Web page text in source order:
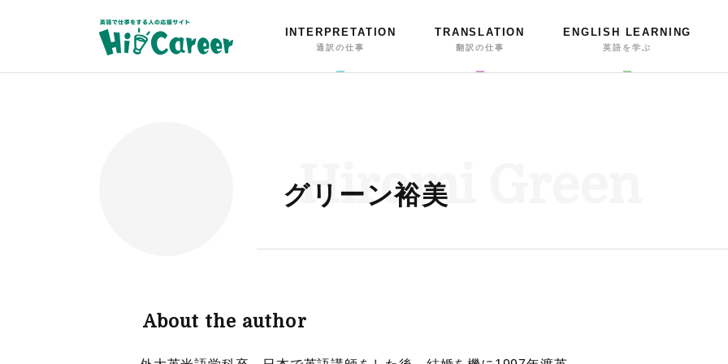
INTERPRETATION
通訳の仕事
TRANSLATION
翻訳の仕事
ENGLISH LEARNING
英語を学ぶ
グリーン裕美
Hiromi Green
About the author